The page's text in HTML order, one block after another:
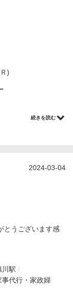
)
続きを読む
2024-03-04
とうございます感
川駅
事代行・家政婦